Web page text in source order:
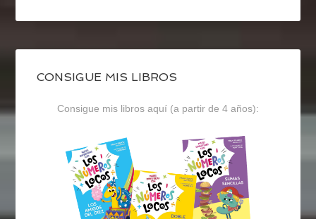
CONSIGUE MIS LIBROS
Consigue mis libros aquí (a partir de 4 años):